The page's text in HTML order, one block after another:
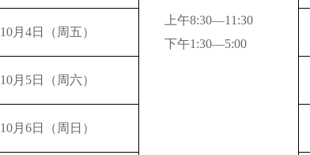
上午8:30—11:30
下午1:30—5:00
10月4日（周五）
10月5日（周六）
10月6日（周日）